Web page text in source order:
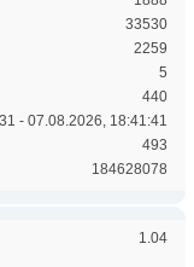
33530
2259
5
440
- 07.08.2026, 18:41:41
493
184628078
1.04